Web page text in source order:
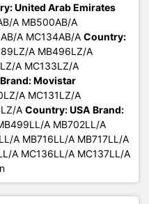
United Arab Emirates
A MB500AB/A
A MC134AB/A Country:
A MB496LZ/A
A MC133LZ/A
Brand: Movistar
A MC131LZ/A
A Country: USA Brand:
A MB702LL/A
A MB716LL/A MB717LL/A
A MC136LL/A MC137LL/A